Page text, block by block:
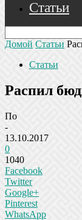
Статьи
Домой Статьи
Статьи
Распил
По
-
13.10.2017
0
1040
Facebook
Twitter
Google+
Pinterest
WhatsApp